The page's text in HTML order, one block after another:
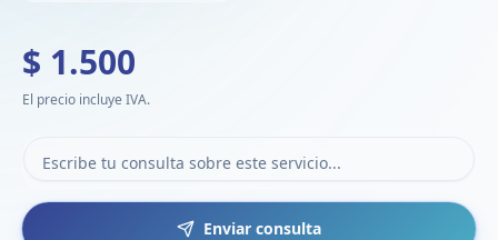
$ 1.500
El precio incluye IVA.
Enviar consulta